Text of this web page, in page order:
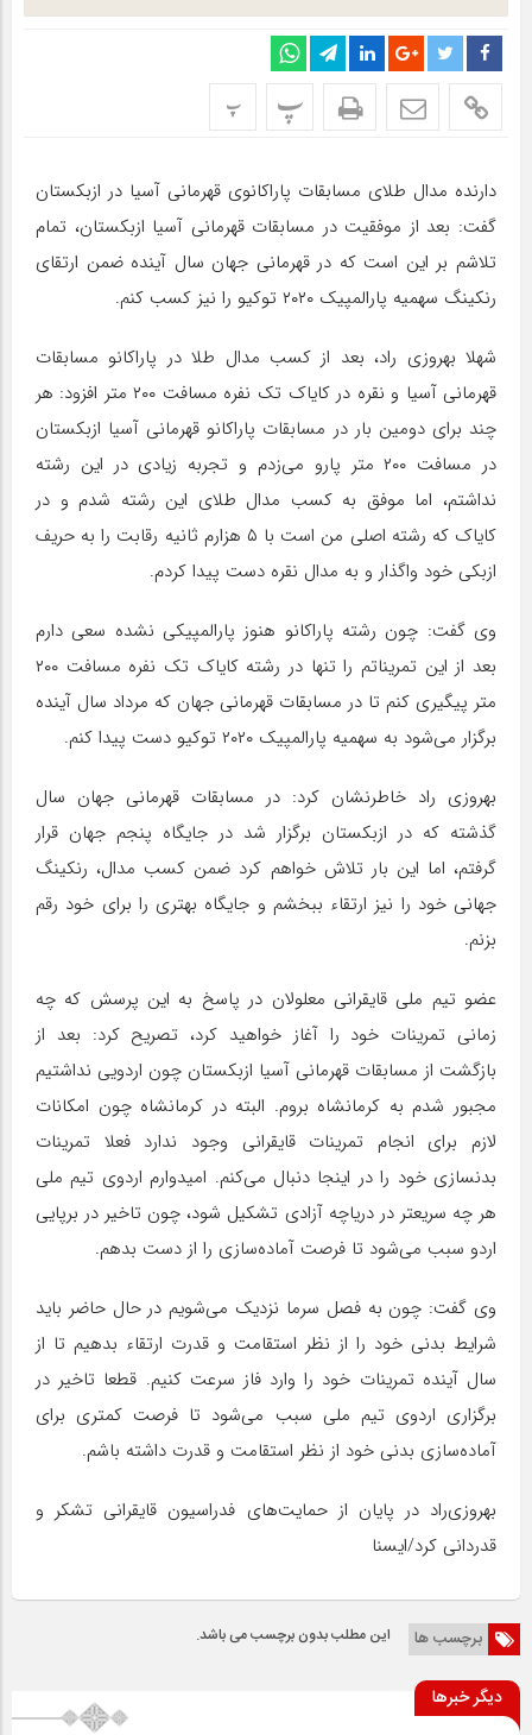
پ پ
دارنده مدال طلای مسابقات پاراکانوی قهرمانی آسیا در ازبکستان
گفت: بعد از موفقیت در مسابقات قهرمانی آسیا ازبکستان، تمام
تلاشم بر این است که در قهرمانی جهان سال آینده ضمن ارتقای
رنکینگ سهمیه پارالمپیک ۲۰۲۰ توکیو را نیز کسب کنم.
شهلا بهروزی راد، بعد از کسب مدال طلا در پاراکانو مسابقات
قهرمانی آسیا و نقره در کایاک تک نفره مسافت ۲۰۰ متر افزود: هر
چند برای دومین بار در مسابقات پاراکانو قهرمانی آسیا ازبکستان
در مسافت ۲۰۰ متر پارو می‌زدم و تجربه زیادی در این رشته
نداشتم، اما موفق به کسب مدال طلای این رشته شدم و در
کایاک که رشته اصلی من است با ۵ هزارم ثانیه رقابت را به حریف
ازبکی خود واگذار و به مدال نقره دست پیدا کردم.
وی گفت: چون رشته پاراکانو هنوز پارالمپیکی نشده سعی دارم
بعد از این تمریناتم را تنها در رشته کایاک تک نفره مسافت ۲۰۰
متر پیگیری کنم تا در مسابقات قهرمانی جهان که مرداد سال آینده
برگزار می‌شود به سهمیه پارالمپیک ۲۰۲۰ توکیو دست پیدا کنم.
بهروزی راد خاطرنشان کرد: در مسابقات قهرمانی جهان سال
گذشته که در ازبکستان برگزار شد در جایگاه پنجم جهان قرار
گرفتم، اما این بار تلاش خواهم کرد ضمن کسب مدال، رنکینگ
جهانی خود را نیز ارتقاء ببخشم و جایگاه بهتری را برای خود رقم
بزنم.
عضو تیم ملی قایقرانی معلولان در پاسخ به این پرسش که چه
زمانی تمرینات خود را آغاز خواهید کرد، تصریح کرد: بعد از
بازگشت از مسابقات قهرمانی آسیا ازبکستان چون اردویی نداشتیم
مجبور شدم به کرمانشاه بروم. البته در کرمانشاه چون امکانات
لازم برای انجام تمرینات قایقرانی وجود ندارد فعلا تمرینات
بدنسازی خود را در اینجا دنبال می‌کنم. امیدوارم اردوی تیم ملی
هر چه سریعتر در دریاچه آزادی تشکیل شود، چون تاخیر در برپایی
اردو سبب می‌شود تا فرصت آماده‌سازی را از دست بدهم.
وی گفت: چون به فصل سرما نزدیک می‌شویم در حال حاضر باید
شرایط بدنی خود را از نظر استقامت و قدرت ارتقاء بدهیم تا از
سال آینده تمرینات خود را وارد فاز سرعت کنیم. قطعا تاخیر در
برگزاری اردوی تیم ملی سبب می‌شود تا فرصت کمتری برای
آماده‌سازی بدنی خود از نظر استقامت و قدرت داشته باشم.
بهروزی‌راد در پایان از حمایت‌های فدراسیون قایقرانی تشکر و
قدردانی کرد/ایسنا
برچسب ها این مطلب بدون برچسب می باشد.
دیگر خبرها